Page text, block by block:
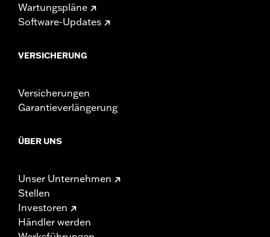
Wartungspläne
Software-Updates
VERSICHERUNG
Versicherungen
Garantieverlängerung
ÜBER UNS
Unser Unternehmen
Stellen
Investoren
Händler werden